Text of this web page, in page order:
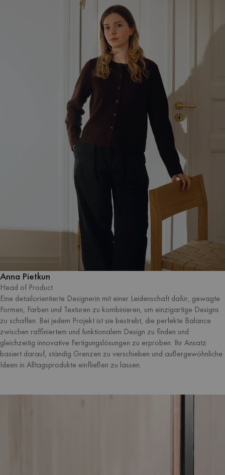
Anna Pietkun
Head of Product
Eine detailorientierte Designerin mit einer Leidenschaft dafür, gewagte
Formen, Farben und Texturen zu kombinieren, um einzigartige Designs
zu schaffen. Bei jedem Projekt ist sie bestrebt, die perfekte Balance
zwischen raffiniertem und funktionalem Design zu finden und
gleichzeitig innovative Fertigungslösungen zu erproben. Ihr Ansatz
basiert darauf, ständig Grenzen zu verschieben und außergewöhnliche
Ideen in Alltagsprodukte einfließen zu lassen.